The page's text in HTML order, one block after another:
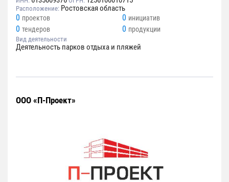
Расположение: Ростовская область
0 проектов 0 инициатив
0 тендеров 0 продукции
Вид деятельности
Деятельность парков отдыха и пляжей
ООО «П-Проект»